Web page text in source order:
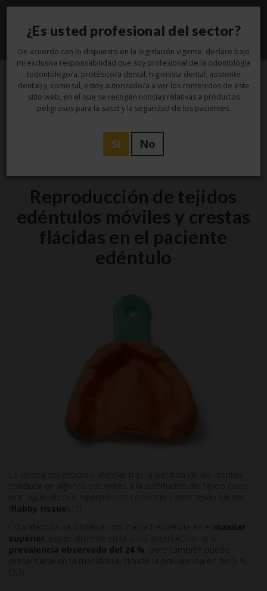
Toggle
1
Reproducción de tejidos
edéntulos móviles y crestas
flácidas en el paciente
edéntulo
La atrofia del proceso alveolar tras la pérdida de los dientes
conduce en algunos pacientes a la sustitución del tejido óseo
por tejido fibroso hiperplásico, conocido como tejido flácido
flabby tissue
Esta afección se observa con mayor frecuencia en el maxilar
superior , especialmente en la zona anterior, con una
prevalencia observada del 24 % , pero también puede
presentarse en la mandíbula, donde la prevalencia es del 5 %.
(2,3)
¿Es usted profesional del sector?
De acuerdo con lo dispuesto en la legislación vigente, declaro bajo
mi exclusiva responsabilidad que soy profesional de la odontología
(odontólogo/a, protésico/a dental, higienista dental, asistente
dental) y, como tal, estoy autorizado/a a ver los contenidos de este
sitio web, en el que se recogen noticias relativas a productos
peligrosos para la salud y la seguridad de los pacientes.
Sí No